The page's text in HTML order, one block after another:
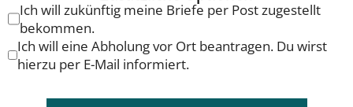
Ich will zukünftig meine Briefe per Post zugestellt
bekommen.
Ich will eine Abholung vor Ort beantragen. Du wirst
hierzu per E-Mail informiert.